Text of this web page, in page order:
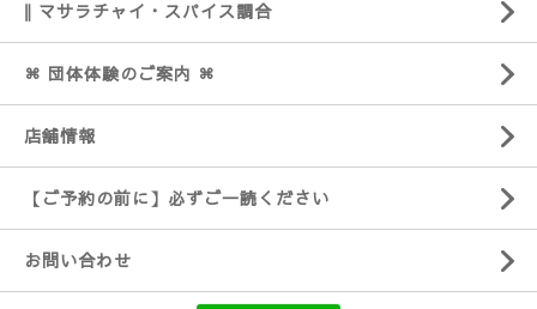
‖ マサラチャイ・スパイス調合
⌘ 団体体験のご案内 ⌘
店舗情報
【ご予約の前に】必ずご一読ください
お問い合わせ